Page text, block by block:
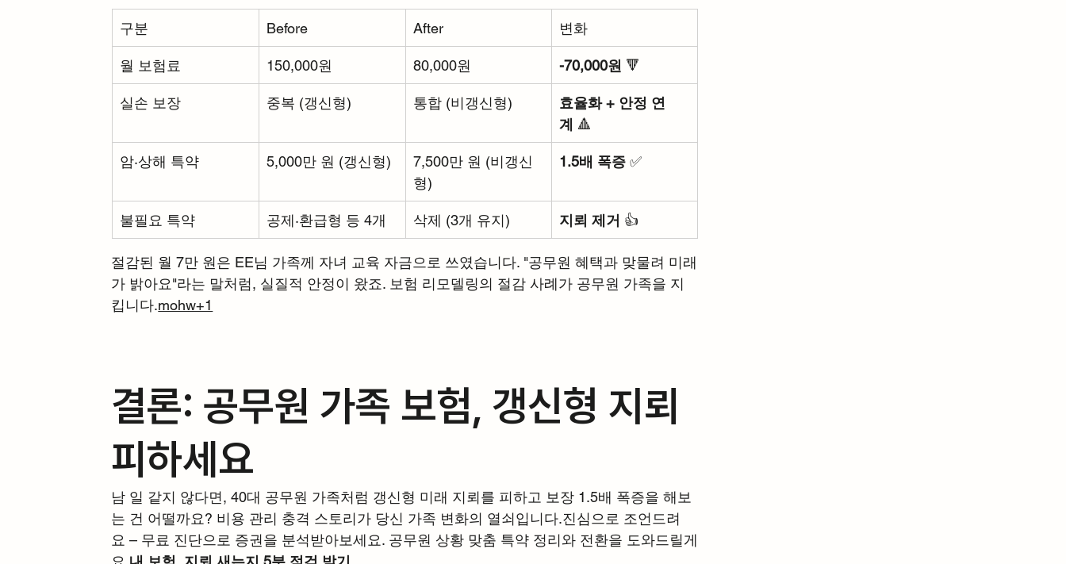
구분 Before After 변화
월 보험료 150,000원 80,000원 -70,000원 🔻
실손 보장 중복 (갱신형) 통합 (비갱신형)
효율화 + 안정 연
계 🔺
암·상해 특약 5,000만 원 (갱신형)
7,500만 원 (비갱신
형)
1.5배 폭증 ✅
불필요 특약 공제·환급형 등 4개 삭제 (3개 유지) 지뢰 제거 👍
절감된 월 7만 원은 EE님 가족께 자녀 교육 자금으로 쓰였습니다. "공무원 혜택과 맞물려 미래
가 밝아요"라는 말처럼, 실질적 안정이 왔죠. 보험 리모델링의 절감 사례가 공무원 가족을 지
킵니다.mohw+1
결론: 공무원 가족 보험, 갱신형 지뢰
피하세요
남 일 같지 않다면, 40대 공무원 가족처럼 갱신형 미래 지뢰를 피하고 보장 1.5배 폭증을 해보
는 건 어떨까요? 비용 관리 충격 스토리가 당신 가족 변화의 열쇠입니다.진심으로 조언드려
요 – 무료 진단으로 증권을 분석받아보세요. 공무원 상황 맞춤 특약 정리와 전환을 도와드릴게